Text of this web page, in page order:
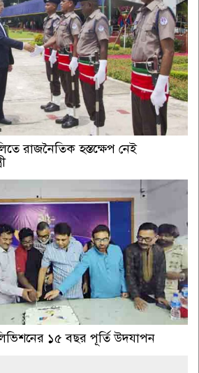
রাজনৈতিক হস্তক্ষেপ নেই
১৫ বছর পূর্তি উদযাপন